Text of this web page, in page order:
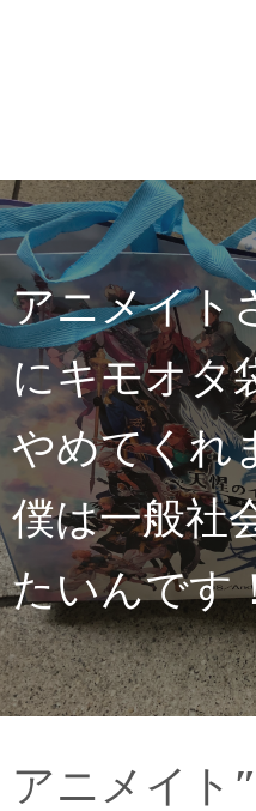
アニメイト
にキモオタ
やめてくれ
僕は一般社
たいんです
アニメイト